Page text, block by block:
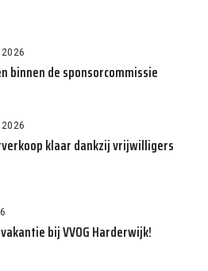
2026
binnen de sponsorcommissie
2026
klaar dankzij vrijwilligers
bij VVOG Harderwijk!